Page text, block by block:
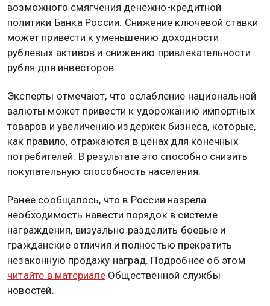
возможного смягчения денежно-кредитной
политики Банка России. Снижение ключевой ставки
может привести к уменьшению доходности
рублевых активов и снижению привлекательности
рубля для инвесторов.
Эксперты отмечают, что ослабление национальной
валюты может привести к удорожанию импортных
товаров и увеличению издержек бизнеса, которые,
как правило, отражаются в ценах для конечных
потребителей. В результате это способно снизить
покупательную способность населения.
Ранее сообщалось, что в России назрела
необходимость навести порядок в системе
награждения, визуально разделить боевые и
гражданские отличия и полностью прекратить
незаконную продажу наград. Подробнее об этом
читайте в материалеОбщественной службы
новостей.